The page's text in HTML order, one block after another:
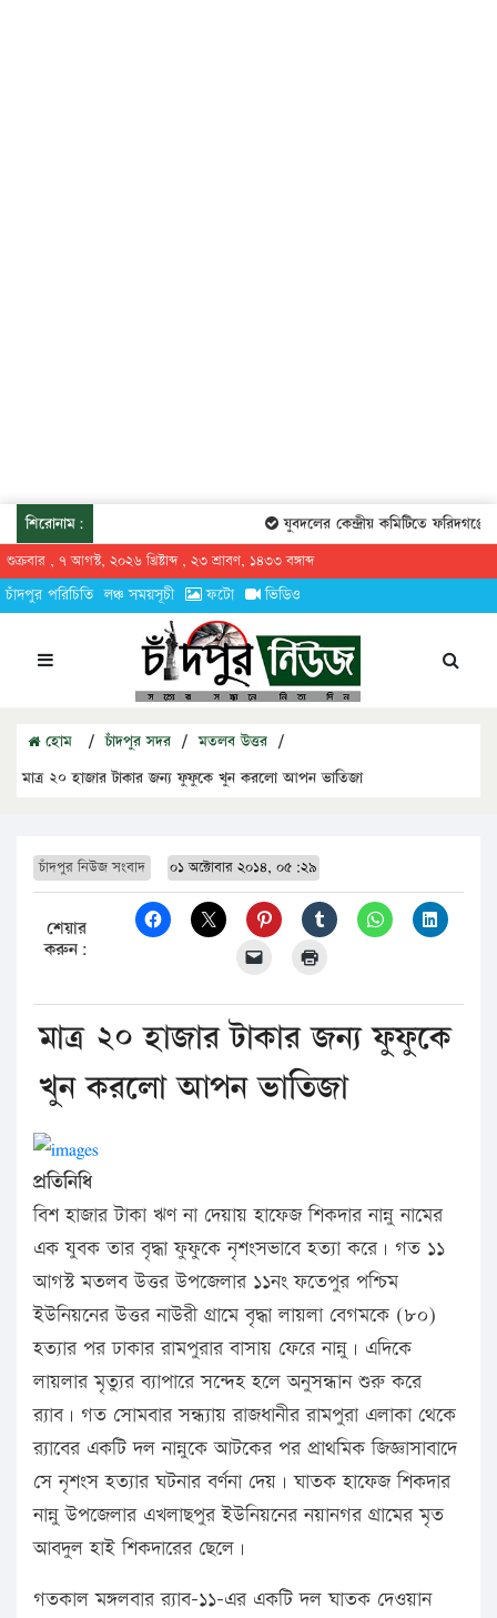
শিরোনাম: যুবদলের কেন্দ্রীয় কমিটিতে ফরিদগঞ্জের
শুক্রবার , ৭ আগস্ট, ২০২৬ খ্রিষ্টাব্দ , ২৩ শ্রাবণ, ১৪৩৩ বঙ্গাব্দ
চাঁদপুর পরিচিতি লঞ্চ সময়সূচী ফটো ভিডিও
হোম / চাঁদপুর সদর / মতলব উত্তর /
মাত্র ২০ হাজার টাকার জন্য ফুফুকে খুন করলো আপন ভাতিজা
চাঁদপুর নিউজ সংবাদ ০১ অক্টোবার ২০১৪, ০৫:২৯
শেয়ার
করুন:
মাত্র ২০ হাজার টাকার জন্য ফুফুকে
খুন করলো আপন ভাতিজা
প্রতিনিধি
বিশ হাজার টাকা ঋণ না দেয়ায় হাফেজ শিকদার নান্নু নামের
এক যুবক তার বৃদ্ধা ফুফুকে নৃশংসভাবে হত্যা করে। গত ১১
আগস্ট মতলব উত্তর উপজেলার ১১নং ফতেপুর পশ্চিম
ইউনিয়নের উত্তর নাউরী গ্রামে বৃদ্ধা লায়লা বেগমকে (৮০)
হত্যার পর ঢাকার রামপুরার বাসায় ফেরে নান্নু। এদিকে
লায়লার মৃত্যুর ব্যাপারে সন্দেহ হলে অনুসন্ধান শুরু করে
র‌্যাব। গত সোমবার সন্ধ্যায় রাজধানীর রামপুরা এলাকা থেকে
র‌্যাবের একটি দল নান্নুকে আটকের পর প্রাথমিক জিজ্ঞাসাবাদে
সে নৃশংস হত্যার ঘটনার বর্ণনা দেয়। ঘাতক হাফেজ শিকদার
নান্নু উপজেলার এখলাছপুর ইউনিয়নের নয়ানগর গ্রামের মৃত
আবদুল হাই শিকদারের ছেলে।
গতকাল মঙ্গলবার র‌্যাব-১১-এর একটি দল ঘাতক দেওয়ান